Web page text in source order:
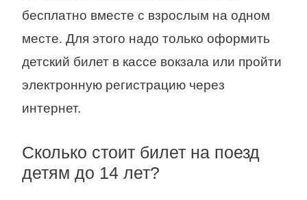
бесплатно вместе с взрослым на одном
месте. Для этого надо только оформить
детский билет в кассе вокзала или пройти
электронную регистрацию через
интернет.
Сколько стоит билет на поезд
детям до 14 лет?